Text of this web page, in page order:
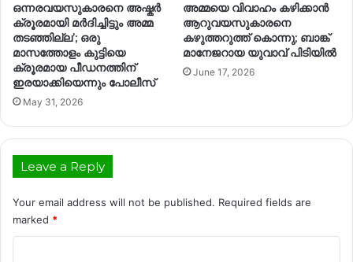
ഒന്നരവയസുകാരനെ അഷ്കർ
ക്രൂരമായി മർദിച്ചിട്ടും അമ്മ
തടഞ്ഞില്ല’; ഒരു
മാസത്തോളം കുട്ടിയെ
ക്രൂരമായ പീഡനത്തിന്
ഇരയാക്കിയെന്നും പോലീസ്
May 31, 2026
അമ്മയെ വിവാഹം കഴിക്കാൻ
ആറുവയസുകാരനെ
കഴുത്തറുത്ത് കൊന്നു; ബാങ്ക്
മാനേജറായ യുവാവ് പിടിയിൽ
June 17, 2026
Leave a Reply
Your email address will not be published. Required fields are
marked *